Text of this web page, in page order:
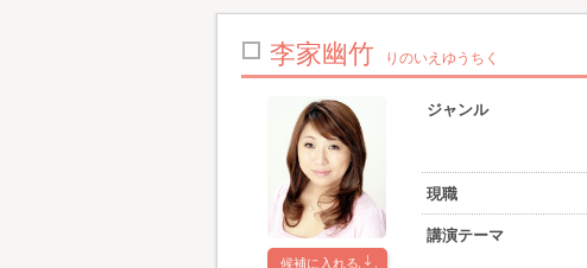
李家幽竹 りのいえゆうちく
候補に入れる
ジャンル
現職
講演テーマ